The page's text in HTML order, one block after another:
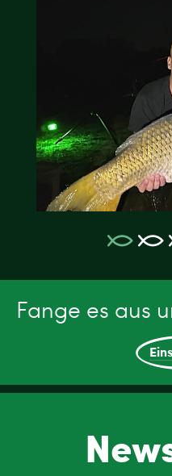
Fange es aus